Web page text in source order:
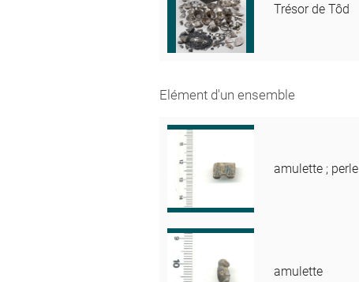
Trésor de Tôd
Elément d'un ensemble
amulette ; perle
amulette